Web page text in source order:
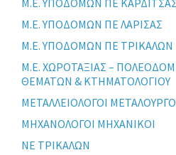
Μ.Ε. ΥΠΟΔΟΜΩΝ ΠΕ ΚΑΡΔΙΤΣΑΣ
Μ.Ε. ΥΠΟΔΟΜΩΝ ΠΕ ΛΑΡΙΣΑΣ
Μ.Ε. ΥΠΟΔΟΜΩΝ ΠΕ ΤΡΙΚΑΛΩΝ
Μ.Ε. ΧΩΡΟΤΑΞΙΑΣ –
ΘΕΜΑΤΩΝ & ΚΤΗΜΑΤΟΛΟΓΙΟΥ
ΜΕΤΑΛΛΕΙΟΛΟΓΟΙ
ΜΗΧΑΝΟΛΟΓΟΙ ΜΗΧΑΝΙΚΟΙ
ΝΕ ΤΡΙΚΑΛΩΝ